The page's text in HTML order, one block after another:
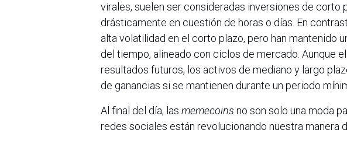
virales, suelen ser consideradas inversiones de corto
drásticamente en cuestión de horas o días. En
alta volatilidad en el corto plazo, pero han mantenido
del tiempo, alineado con ciclos de mercado. Aunque
resultados futuros, los activos de mediano y largo
de ganancias si se mantienen durante un periodo
Al final del día, las memecoins no son solo una moda
redes sociales están revolucionando nuestra manera